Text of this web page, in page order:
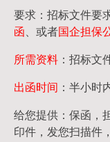
要求：招标文件要
函 、或者国企担保
所需资料 ：招标文
出函时间 ：半小时
给您提供：保函，
印件，发您扫描件